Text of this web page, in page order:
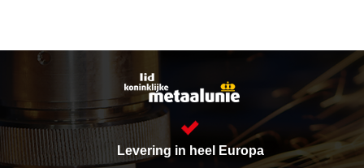
Levering in heel Europa